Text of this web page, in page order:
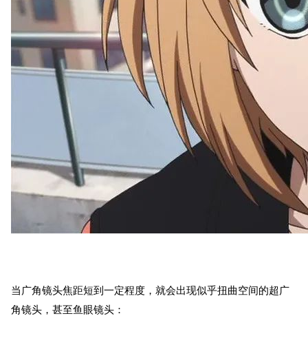
当广角镜头焦距短到一定程度，就会出现似乎扭曲空间的超广
角镜头，甚至鱼眼镜头：